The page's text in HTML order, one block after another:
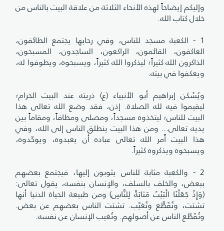
وإليكم إيضاحاً لهذه الأنحاء الثلاثة من علاقة البيت بالناس من
خلال كتاب ‌الله.
1 - الكعبة مسجد للناس، وفي رحابها يجتمع الطائفون،
العاكفون، القائمون، الراكعون، الساجدون، المسبحون،
الذاكرون الله كثيراً؛ ليذكروا الله كثيراً، ويسبحوه، ويطوفوا له،
ويعكفوا في بيته.
ويُسْكن إبراهيم أبو الأنبياء (ع) ذريته عند البيت الحرام؛
ليقيموا فيه لله الصلاة. إذن، فقد وضع الله تعالى هذا
البيت للناس؛ ليتخذوه مسجداً، ومصلى ومطافاً، ومقاماً بين
يديه تعالى... ومن هذا البيت ينطلق الناس إلى الله، وفي
هذا البيت أَمر الله تعالى عباده أن يعبدوه، ويوحّدوه،
ويسبحوه ويذكروه كثيراً.
2 - والكعبة مثابة للناس يثوبون إليها، فيجتمع بعضهم
ببعض، والخلف بالسلف، والإنسان بنفسه، يقول تعالى:
(وَإِذْ جَعَلْنَا الْبَيْتَ مَثابَةً لِلنَّاسِ) ومن طبيعة الحياة الدنيا أنها
تشتت، وتُقَطِّع وتُغيّب. تشتت الناس بعضهم عن بعض.
وتُقَطّع الناس عن أصولهم. وتُغيب الإنسان عن نفسه.